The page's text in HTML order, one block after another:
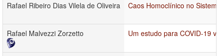
Rafael Ribeiro Dias Vilela de Oliveira Caos Homoclínico no
Rafael Malvezzi Zorzetto Um estudo para COVID-19